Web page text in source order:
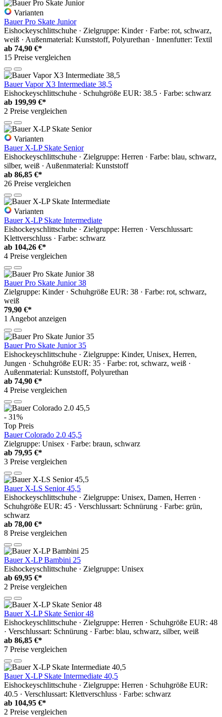
Varianten
Bauer Pro Skate Junior
Eishockeyschlittschuhe · Zielgruppe: Kinder · Farbe: rot, schwarz,
weiß · Außenmaterial: Kunststoff, Polyurethan · Innenfutter: Textil
ab 74,90 €*
15 Preise vergleichen
Bauer Vapor X3 Intermediate 38,5
Eishockeyschlittschuhe · Schuhgröße EUR: 38.5 · Farbe: schwarz
ab 199,99 €*
2 Preise vergleichen
Varianten
Bauer X-LP Skate Senior
Eishockeyschlittschuhe · Zielgruppe: Herren · Farbe: blau, schwarz,
silber, weiß · Außenmaterial: Kunststoff
ab 86,85 €*
26 Preise vergleichen
Varianten
Bauer X-LP Skate Intermediate
Eishockeyschlittschuhe · Zielgruppe: Herren · Verschlussart:
Klettverschluss · Farbe: schwarz
ab 104,26 €*
4 Preise vergleichen
Bauer Pro Skate Junior 38
Zielgruppe: Kinder · Schuhgröße EUR: 38 · Farbe: rot, schwarz,
weiß
79,90 €*
1 Angebot anzeigen
Bauer Pro Skate Junior 35
Eishockeyschlittschuhe · Zielgruppe: Kinder, Unisex, Herren,
Jungen · Schuhgröße EUR: 35 · Farbe: rot, schwarz, weiß ·
Außenmaterial: Kunststoff, Polyurethan
ab 74,90 €*
4 Preise vergleichen
- 31%
Top Preis
Bauer Colorado 2.0 45,5
Zielgruppe: Unisex · Farbe: braun, schwarz
ab 79,95 €*
3 Preise vergleichen
Bauer X-LS Senior 45,5
Eishockeyschlittschuhe · Zielgruppe: Unisex, Damen, Herren ·
Schuhgröße EUR: 45 · Verschlussart: Schnürung · Farbe: grün,
schwarz
ab 78,00 €*
8 Preise vergleichen
Bauer X-LP Bambini 25
Eishockeyschlittschuhe · Zielgruppe: Unisex
ab 69,95 €*
2 Preise vergleichen
Bauer X-LP Skate Senior 48
Eishockeyschlittschuhe · Zielgruppe: Herren · Schuhgröße EUR: 48
· Verschlussart: Schnürung · Farbe: blau, schwarz, silber, weiß
ab 86,85 €*
7 Preise vergleichen
Bauer X-LP Skate Intermediate 40,5
Eishockeyschlittschuhe · Zielgruppe: Herren · Schuhgröße EUR:
40.5 · Verschlussart: Klettverschluss · Farbe: schwarz
ab 104,95 €*
2 Preise vergleichen